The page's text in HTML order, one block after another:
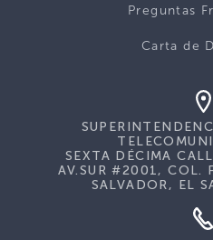
Preguntas
Carta de
SEXTA DÉCIMA
AV.SUR #2001, COL.
SALVADOR, EL